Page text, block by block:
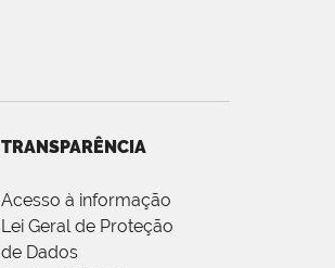
TRANSPARÊNCIA
Acesso à informação
Lei Geral de Proteção
de Dados